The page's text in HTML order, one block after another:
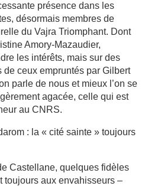
présence dans les
désormais membres de
du Vajra Triomphant. Dont
Amory-Mazaudier,
les intérêts, mais sur des
de ceux empruntés par Gilbert
parle de nous et mieux l’on se
agacée, celle qui est
au CNRS.
: la « cité sainte » toujours
Castellane, quelques fidèles
toujours aux envahisseurs –